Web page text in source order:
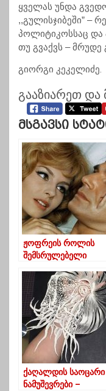
ყველას უნდა
,,გულისჯიბეში” –
პოლიტიკოსსაც და
თუ გვაქვს – მრუდე
გიორგი კეკელიძე.
გააზიარეთ და
Მსგავსი
ჟოფრეის როლის
შემსრულებელი
იმსხვერპლა
ქაღალდის საოცარი
ნამუშევრები –